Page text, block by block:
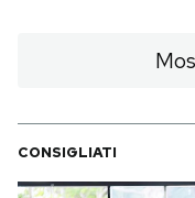
CONSIGLIATI